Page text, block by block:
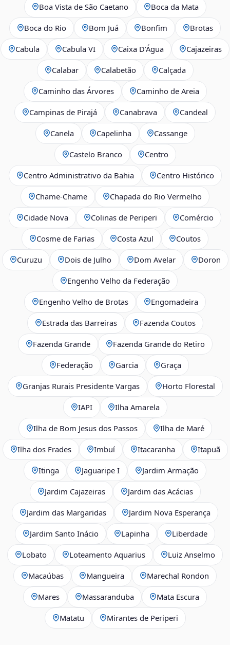
Boa Vista de São Caetano Boca da Mata
Boca do Rio Bom Juá Bonfim Brotas
Cabula Cabula VI Caixa D’Água Cajazeiras
Calabar Calabetão Calçada
Caminho das Árvores Caminho de Areia
Campinas de Pirajá Canabrava Candeal
Canela Capelinha Cassange
Castelo Branco Centro
Centro Administrativo da Bahia Centro Histórico
Chame-Chame Chapada do Rio Vermelho
Cidade Nova Colinas de Periperi Comércio
Cosme de Farias Costa Azul Coutos
Curuzu Dois de Julho Dom Avelar Doron
Engenho Velho da Federação
Engenho Velho de Brotas Engomadeira
Estrada das Barreiras Fazenda Coutos
Fazenda Grande Fazenda Grande do Retiro
Federação Garcia Graça
Granjas Rurais Presidente Vargas Horto Florestal
IAPI Ilha Amarela
Ilha de Bom Jesus dos Passos Ilha de Maré
Ilha dos Frades Imbuí Itacaranha Itapuã
Itinga Jaguaripe I Jardim Armação
Jardim Cajazeiras Jardim das Acácias
Jardim das Margaridas Jardim Nova Esperança
Jardim Santo Inácio Lapinha Liberdade
Lobato Loteamento Aquarius Luiz Anselmo
Macaúbas Mangueira Marechal Rondon
Mares Massaranduba Mata Escura
Matatu Mirantes de Periperi